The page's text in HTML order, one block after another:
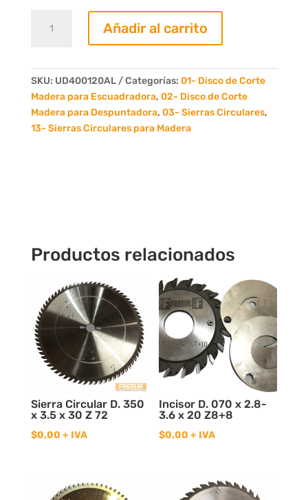
Circular
x
3.4
x
30
Añadir al carrito
SKU: UD400120AL Categorías: 01- Disco de Corte
Madera para Escuadradora, 02- Disco de Corte
Madera para Despuntadora, 03- Sierras Circulares,
13- Sierras Circulares para Madera
Productos relacionados
Sierra Circular D. 350
x 3.5 x 30 Z 72
$0,00 + IVA
Incisor D. 070 x 2.8-
3.6 x 20 Z8+8
$0,00 + IVA